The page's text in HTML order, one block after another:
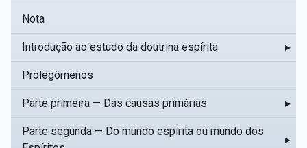
Nota
Introdução ao estudo da doutrina espírita ▸
Prolegômenos
Parte primeira — Das causas primárias ▸
Parte segunda — Do mundo espírita ou mundo dos
▸